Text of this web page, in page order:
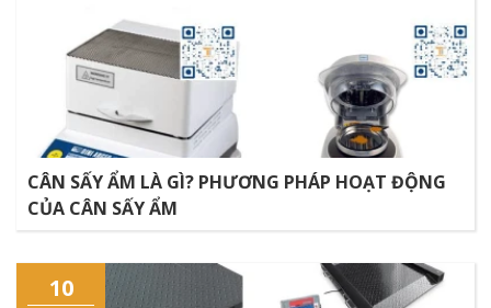
CÂN SẤY ẨM LÀ GÌ? PHƯƠNG PHÁP HOẠT ĐỘNG
CỦA CÂN SẤY ẨM
10